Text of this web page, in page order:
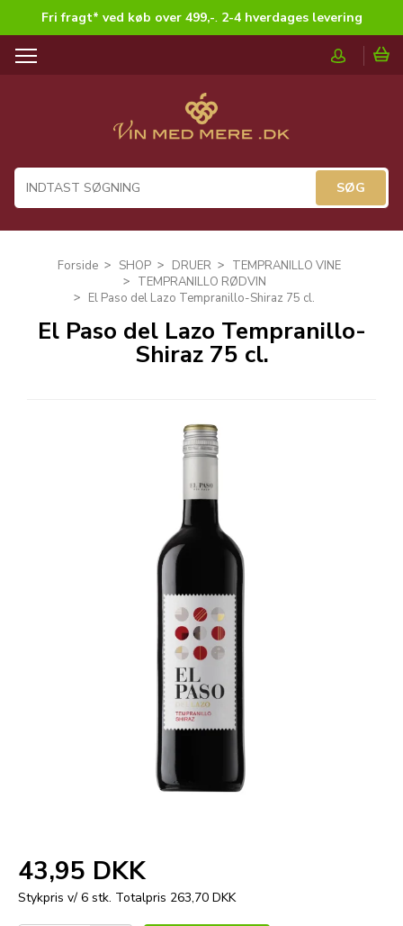
Fri fragt* ved køb over 499,-. 2-4 hverdages levering
T
a
i
Forside SHOP DRUER
TEMPRANILLO VINE
TEMPRANILLO RØDVIN
El Paso del Lazo Tempranillo-Shiraz 75 cl.
El Paso del Lazo Tempranillo-
Shiraz 75 cl.
43,95 DKK
Stykpris v/ 6 stk. Totalpris 263,70 DKK